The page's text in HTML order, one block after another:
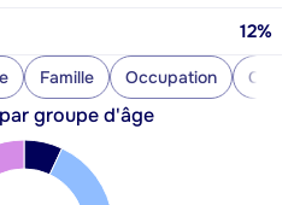
12%
Famille Occupation
groupe d'âge